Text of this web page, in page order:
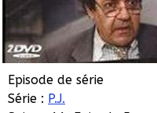
Episode de série
Série : P.J.